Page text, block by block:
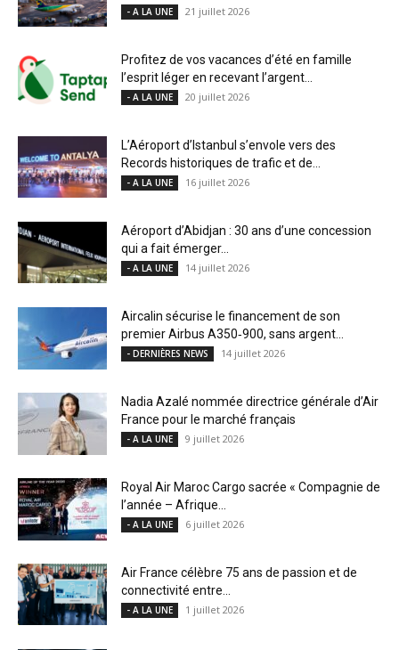
- A LA UNE 21 juillet 2026
Profitez de vos vacances d’été en famille
l’esprit léger en recevant l’argent...
- A LA UNE 20 juillet 2026
L’Aéroport d’Istanbul s’envole vers des
Records historiques de trafic et de...
- A LA UNE 16 juillet 2026
Aéroport d’Abidjan : 30 ans d’une concession
qui a fait émerger...
- A LA UNE 14 juillet 2026
Aircalin sécurise le financement de son
premier Airbus A350‑900, sans argent...
- DERNIÈRES NEWS 14 juillet 2026
Nadia Azalé nommée directrice générale d’Air
France pour le marché français
- A LA UNE 9 juillet 2026
Royal Air Maroc Cargo sacrée « Compagnie de
l’année – Afrique...
- A LA UNE 6 juillet 2026
Air France célèbre 75 ans de passion et de
connectivité entre...
- A LA UNE 1 juillet 2026